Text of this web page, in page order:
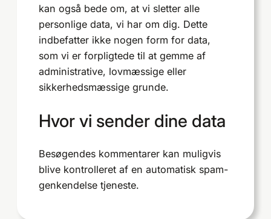
kan også bede om, at vi sletter alle
personlige data, vi har om dig. Dette
indbefatter ikke nogen form for data,
som vi er forpligtede til at gemme af
administrative, lovmæssige eller
sikkerhedsmæssige grunde.
Hvor vi sender dine data
Besøgendes kommentarer kan muligvis
blive kontrolleret af en automatisk spam-
genkendelse tjeneste.